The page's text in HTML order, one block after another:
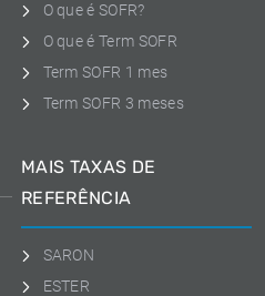
O que é SOFR?
O que é Term SOFR
Term SOFR 1 mes
Term SOFR 3 meses
MAIS TAXAS DE
REFERÊNCIA
SARON
ESTER